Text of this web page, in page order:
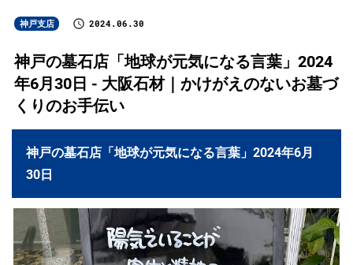
神戸支店 2024.06.30
神戸の墓石店「地球が元気になる言葉」2024
年6月30日 - 大阪石材｜かけがえのないお墓づ
くりのお手伝い
神戸の墓石店「地球が元気になる言葉」2024年6月
30日